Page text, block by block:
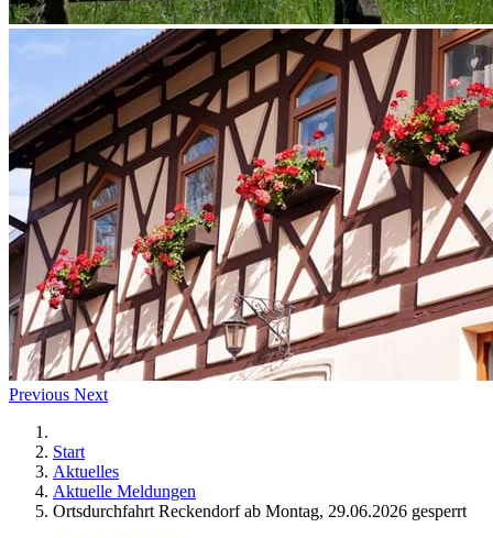
Previous Next
Start
Aktuelles
Aktuelle Meldungen
Ortsdurchfahrt Reckendorf ab Montag, 29.06.2026 gesperrt